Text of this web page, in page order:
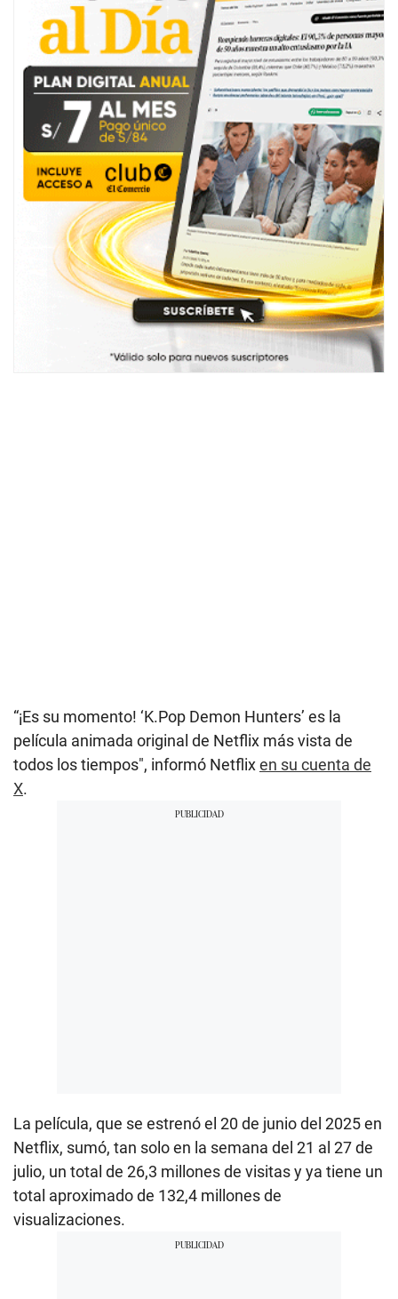
“¡Es su momento! ‘K.Pop Demon Hunters’ es la
película animada original de Netflix más vista de
todos los tiempos", informó Netflixen su cuenta de
X.
La película, que se estrenó el 20 de junio del 2025 en
Netflix, sumó, tan solo en la semana del 21 al 27 de
julio, un total de 26,3 millones de visitas y ya tiene un
total aproximado de 132,4 millones de
visualizaciones.